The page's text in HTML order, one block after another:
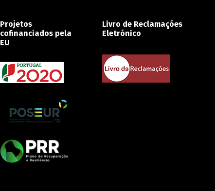
Projetos
cofinanciados pela
EU
Livro de Reclamações
Eletrónico